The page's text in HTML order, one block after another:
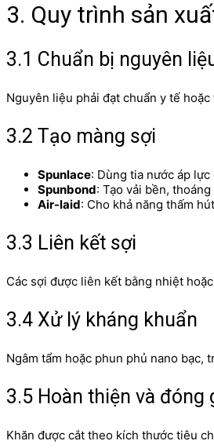
3. Quy trình sản
3.1 Chuẩn bị nguyên
Nguyên liệu phải đạt chuẩn y tế
3.2 Tạo màng sợi
Spunlace: Dùng tia nước áp
Spunbond: Tạo vải bền,
Air-laid: Cho khả năng thấm
3.3 Liên kết sợi
Các sợi được liên kết bằng nhiệt
3.4 Xử lý kháng khuẩn
Ngâm tẩm hoặc phun phủ nano bạc,
3.5 Hoàn thiện và đóng
Khăn được cắt theo kích thước tiêu